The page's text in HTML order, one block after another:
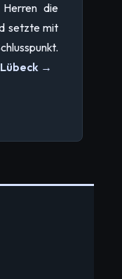
die
setzte mit
→